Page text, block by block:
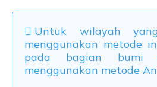
Untuk wilayah
menggunakan metode
pada bagian bumi
menggunakan metode